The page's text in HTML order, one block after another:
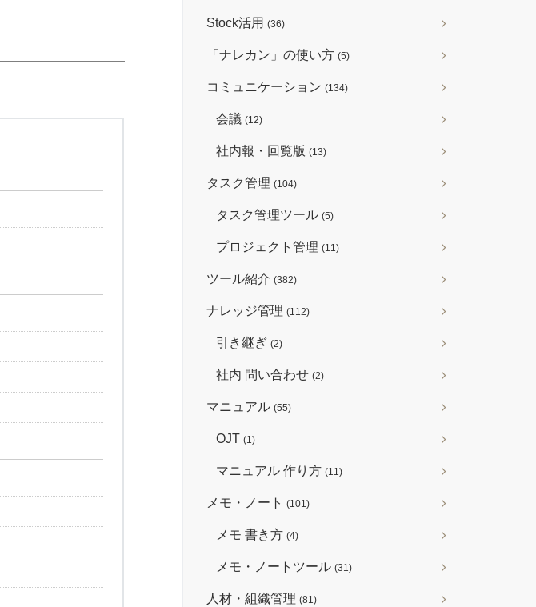
Stock活用 (36)
「ナレカン」の使い方 (5)
コミュニケーション (134)
会議 (12)
社内報・回覧版 (13)
タスク管理 (104)
タスク管理ツール (5)
プロジェクト管理 (11)
ツール紹介 (382)
ナレッジ管理 (112)
引き継ぎ (2)
社内 問い合わせ (2)
マニュアル (55)
OJT (1)
マニュアル 作り方 (11)
メモ・ノート (101)
メモ 書き方 (4)
メモ・ノートツール (31)
人材・組織管理 (81)